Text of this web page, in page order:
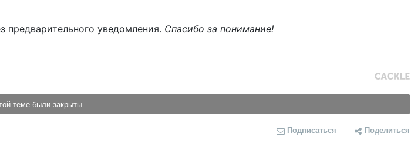
предварительного уведомления. Спасибо за понимание!
теме были закрыты
Подписаться Поделиться